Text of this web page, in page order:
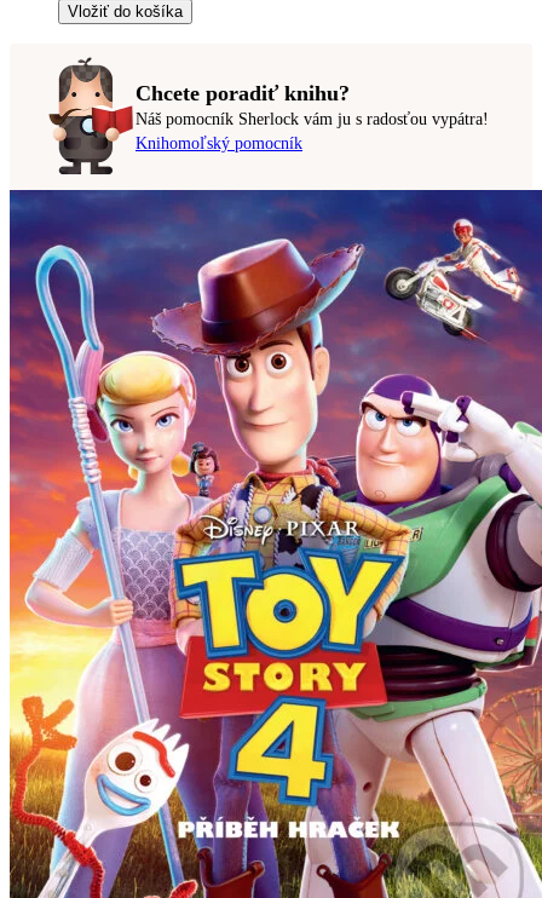
Vložiť do košíka
Chcete poradiť knihu?
Náš pomocník Sherlock vám ju s radosťou vypátra!
Knihomoľský pomocník